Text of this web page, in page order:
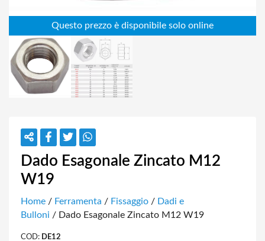
Dado Esagonale Zincato M12
W19
Home / Ferramenta / Fissaggio / Dadi e
Bulloni / Dado Esagonale Zincato M12 W19
COD: DE12